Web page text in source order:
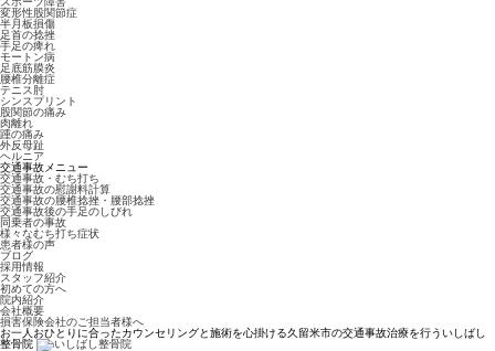
変形性股関節症
半月板損傷
足首の捻挫
手足の痺れ
モートン病
足底筋膜炎
腰椎分離症
テニス肘
シンスプリント
股関節の痛み
肉離れ
踵の痛み
外反母趾
ヘルニア
交通事故メニュー
交通事故・むち打ち
交通事故の慰謝料計算
交通事故の腰椎捻挫・腰部捻挫
交通事故後の手足のしびれ
同乗者の事故
様々なむち打ち症状
患者様の声
ブログ
採用情報
スタッフ紹介
初めての方へ
院内紹介
会社概要
損害保険会社のご担当者様へ
お一人おひとりに合ったカウンセリングと施術を心掛ける久留米市の交通事故治療を行ういしばし
整骨院